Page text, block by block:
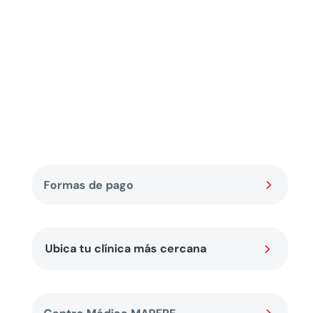
Formas de pago 5
Ubica tu clínica más cercana 5